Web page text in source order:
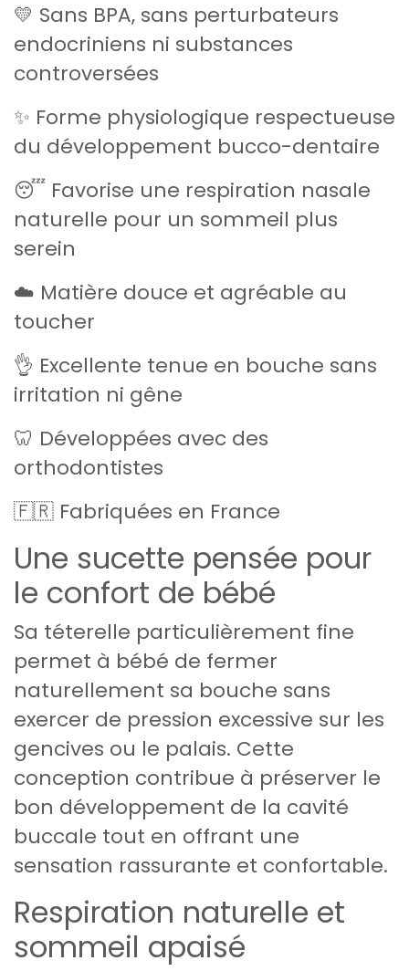
💛 Sans BPA, sans perturbateurs
endocriniens ni substances
controversées
✨ Forme physiologique respectueuse
du développement bucco-dentaire
😴 Favorise une respiration nasale
naturelle pour un sommeil plus
serein
☁️ Matière douce et agréable au
toucher
👌 Excellente tenue en bouche sans
irritation ni gêne
🦷 Développées avec des
orthodontistes
🇫🇷 Fabriquées en France
Une sucette pensée pour
le confort de bébé
Sa téterelle particulièrement fine
permet à bébé de fermer
naturellement sa bouche sans
exercer de pression excessive sur les
gencives ou le palais. Cette
conception contribue à préserver le
bon développement de la cavité
buccale tout en offrant une
sensation rassurante et confortable.
Respiration naturelle et
sommeil apaisé